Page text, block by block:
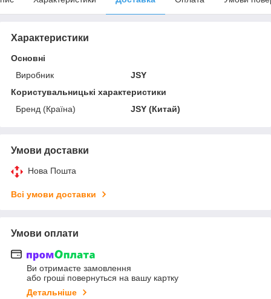
Характеристики
Основні
Виробник
JSY
Користувальницькі характеристики
Бренд (Країна)
JSY (Китай)
Умови доставки
Нова Пошта
Всі умови доставки
Умови оплати
Ви отримаєте замовлення
або гроші повернуться на вашу картку
Детальніше